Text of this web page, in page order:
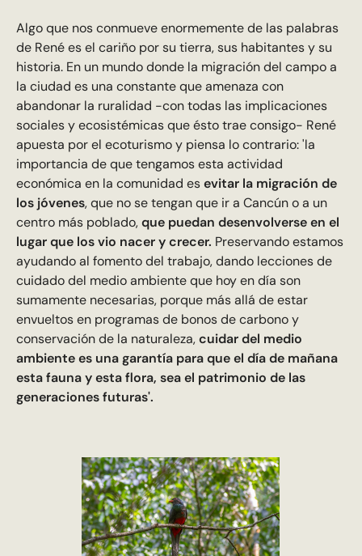
Algo que nos conmueve enormemente de las palabras
de René es el cariño por su tierra, sus habitantes y su
historia. En un mundo donde la migración del campo a
la ciudad es una constante que amenaza con
abandonar la ruralidad -con todas las implicaciones
sociales y ecosistémicas que ésto trae consigo- René
apuesta por el ecoturismo y piensa lo contrario: 'la
importancia de que tengamos esta actividad
económica en la comunidad esevitar la migración de
los jóvenes, que no se tengan que ir a Cancún o a un
centro más poblado,que puedan desenvolverse en el
lugar que los vio nacer y crecer. Preservando estamos
ayudando al fomento del trabajo, dando lecciones de
cuidado del medio ambiente que hoy en día son
sumamente necesarias, porque más allá de estar
envueltos en programas de bonos de carbono y
conservación de la naturaleza,cuidar del medio
ambiente es una garantía para que el día de mañana
esta fauna y esta flora, sea el patrimonio de las
generaciones futuras'.